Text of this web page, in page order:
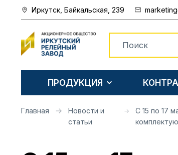
Иркутск, Байкальская, 239
ПРОДУКЦИЯ
Главная
Новости и
статьи
С 15 по 17